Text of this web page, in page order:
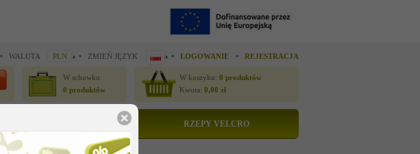
WALUTA PLN ZMIEŃ JĘZYK LOGOWANIE REJESTRACJA
W schowku:
0 produktów
W koszyku: 0 produktów
Kwota: 0,00 zł
RZEPY VELCRO